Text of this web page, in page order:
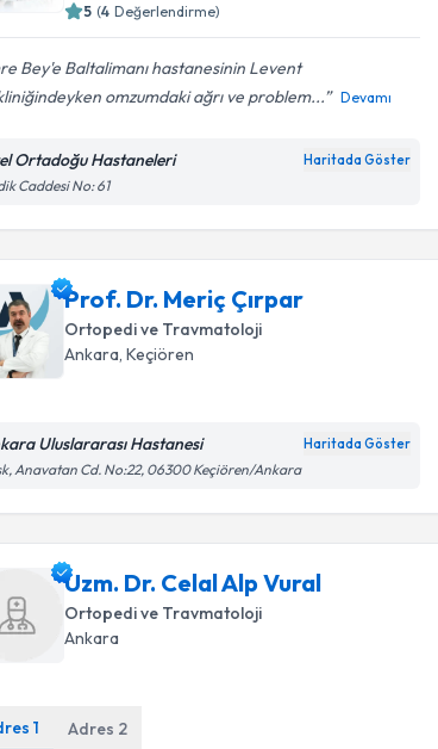
5 (4 Değerlendirme)
Bey'e Baltalimanı hastanesinin Levent
omzumdaki ağrı ve problem...
Devamı
Ortadoğu Hastaneleri Haritada Göster
Caddesi No: 61
Prof. Dr. Meriç Çırpar
Ortopedi ve Travmatoloji
Ankara , Keçiören
Uluslararası Hastanesi Haritada Göster
Anavatan Cd. No:22, 06300 Keçiören/Ankara
Uzm. Dr. Celal Alp Vural
Ortopedi ve Travmatoloji
Ankara
1 Adres 2